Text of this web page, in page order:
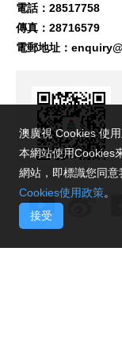
電話：28517758
傳真：28716579
電郵地址：
澳廣視 Cookies 使
本網站使用Cookies
網站，即標識您同
Cookies使用政策。
接受